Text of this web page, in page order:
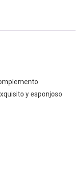
y esponjoso